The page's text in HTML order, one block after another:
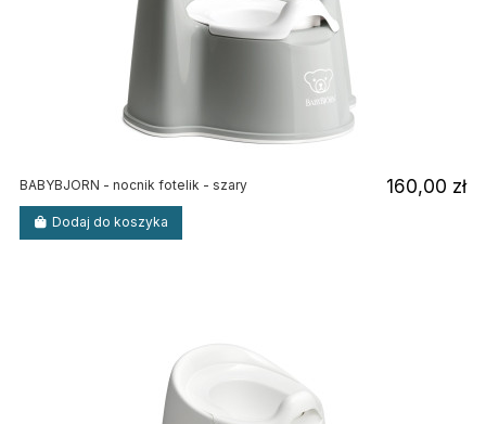
BABYBJORN - nocnik fotelik - szary 160,00 zł
Dodaj do koszyka